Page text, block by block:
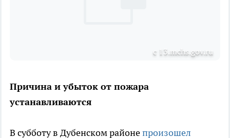
с 13.mchs.gov.ru
Причина и убыток от пожара
устанавливаются
В субботу в Дубенском районепроизошел